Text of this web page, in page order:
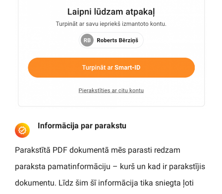
Informācija par parakstu
Parakstītā PDF dokumentā mēs parasti redzam
paraksta pamatinformāciju – kurš un kad ir parakstījis
dokumentu. Līdz šim šī informācija tika sniegta ļoti